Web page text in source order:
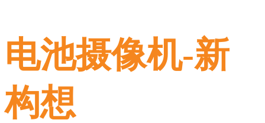
电池摄像机-新
构想